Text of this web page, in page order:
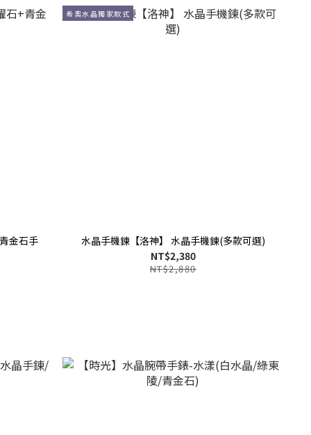
金石手
希奧水晶獨家款式
水晶手機鍊【洛神】 水晶手機鍊(多款可選)
NT$2,380
NT$2,880